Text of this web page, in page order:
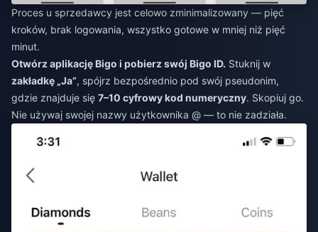
Proces u sprzedawcy jest celowo zminimalizowany — pięć
kroków, brak logowania, wszystko gotowe w mniej niż pięć
minut.
Otwórz aplikację Bigo i pobierz swój Bigo ID. Stuknij w
zakładkę „Ja”, spójrz bezpośrednio pod swój pseudonim,
gdzie znajduje się 7–10 cyfrowy kod numeryczny. Skopiuj go.
Nie używaj swojej nazwy użytkownika @ — to nie zadziała.